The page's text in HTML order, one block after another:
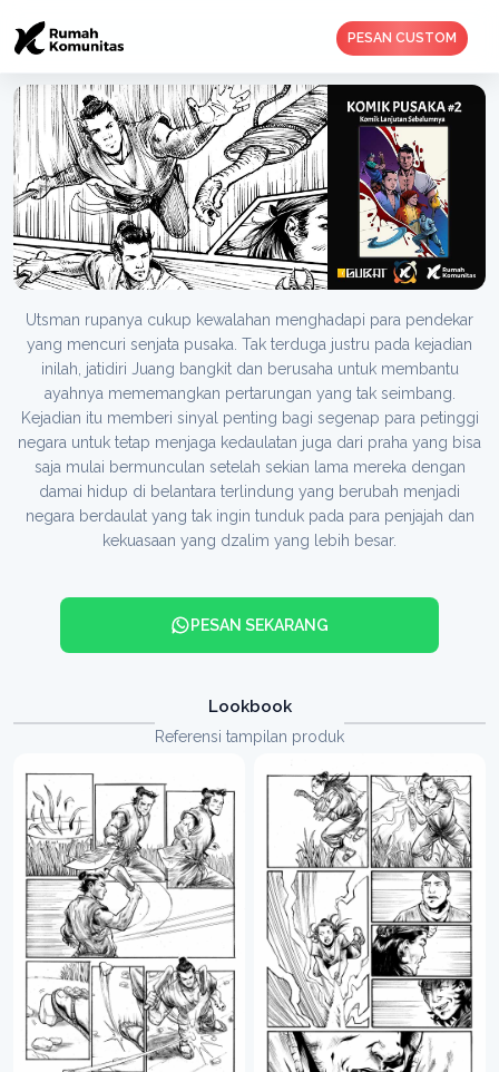
PESAN CUSTOM
Utsman rupanya cukup kewalahan menghadapi para pendekar
yang mencuri senjata pusaka. Tak terduga justru pada kejadian
inilah, jatidiri Juang bangkit dan berusaha untuk membantu
ayahnya mememangkan pertarungan yang tak seimbang.
Kejadian itu memberi sinyal penting bagi segenap para petinggi
negara untuk tetap menjaga kedaulatan juga dari praha yang bisa
saja mulai bermunculan setelah sekian lama mereka dengan
damai hidup di belantara terlindung yang berubah menjadi
negara berdaulat yang tak ingin tunduk pada para penjajah dan
kekuasaan yang dzalim yang lebih besar.
PESAN SEKARANG
Lookbook
Referensi tampilan produk